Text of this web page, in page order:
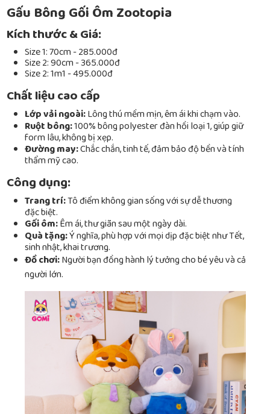
Gấu Bông Gối Ôm Zootopia
Kích thước & Giá:
Size 1: 70cm - 285.000đ
Size 2: 90cm - 365.000đ
Size 2: 1m1 - 495.000đ
Chất liệu cao cấp
Lớp vải ngoài:Lông thú mềm mịn, êm ái khi chạm vào.
Ruột bông:100% bông polyester đàn hồi loại 1, giúp giữ
form lâu, không bị xẹp.
Đường may:Chắc chắn, tinh tế, đảm bảo độ bền và tính
thẩm mỹ cao.
Công dụng:
Trang trí:Tô điểm không gian sống với sự dễ thương
đặc biệt.
Gối ôm:Êm ái, thư giãn sau một ngày dài.
Quà tặng:Ý nghĩa, phù hợp với mọi dịp đặc biệt như Tết,
sinh nhật, khai trương.
Đồ chơi:Người bạn đồng hành lý tưởng cho bé yêu và cả
người lớn.